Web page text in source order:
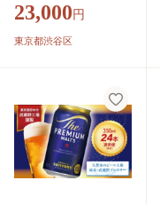
イン たんぱく質 ア
スリート 運動 健康
23,000 円
東京都渋谷区